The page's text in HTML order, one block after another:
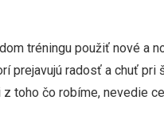
tréningu použiť nové a
radosť a chuť
toho čo robíme, nevedie